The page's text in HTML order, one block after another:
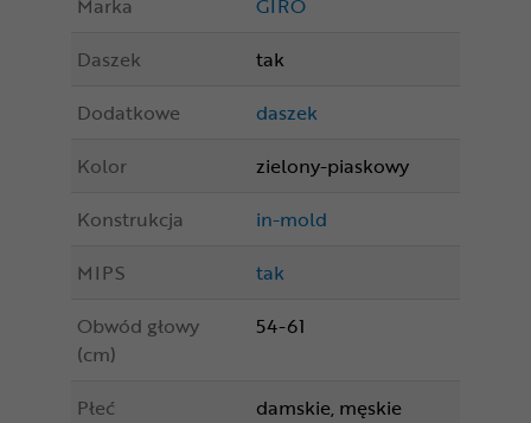
Marka
GIRO
Daszek
tak
Dodatkowe
daszek
Kolor
zielony-piaskowy
Konstrukcja
in-mold
MIPS
tak
Obwód głowy
(cm)
54-61
Płeć
damskie, męskie